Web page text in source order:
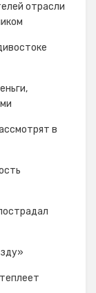
отрасли
в